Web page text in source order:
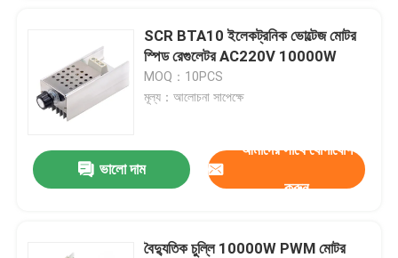
আমাদের সাথে যোগাযোগ করুন
খবর
মামলা
SCR BTA10 ইলেকট্রনিক ভোল্টেজ মোটর
স্পিড রেগুলেটর AC220V 10000W
MOQ：10PCS
মূল্য：আলোচনা সাপেক্ষে
ভালো দাম
আমাদের সাথে যোগাযোগ
করুন
বৈদ্যুতিক চুল্লি 10000W PWM মোটর